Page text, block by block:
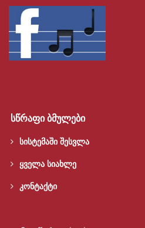
სწრაფი ბმულები
სისტემაში შესვლა
ყველა სიახლე
კონტაქტი